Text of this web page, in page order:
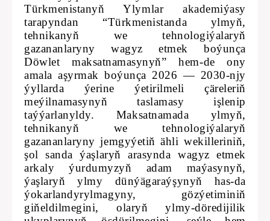
Türkmenistanyň Ylymlar akademiýasy
tarapyndan “Türkmenistanda ylmyň,
tehnikanyň we tehnologiýalaryň
gazananlaryny wagyz etmek boýunça
Döwlet maksatnamasynyň” hem-de ony
amala aşyrmak boýunça 2026 — 2030-njy
ýyllarda ýerine ýetirilmeli çäreleriň
meýilnamasynyň taslamasy işlenip
taýýarlanyldy. Maksatnamada ylmyň,
tehnikanyň we tehnologiýalaryň
gazananlaryny jemgyýetiň ähli wekilleriniň,
şol sanda ýaşlaryň arasynda wagyz etmek
arkaly ýurdumyzyň adam maýasynyň,
ýaşlaryň ylmy dünýägaraýşynyň has-da
ýokarlandyrylmagyny, gözýetiminiň
giňeldilmegini, olaryň ylmy-döredijilik